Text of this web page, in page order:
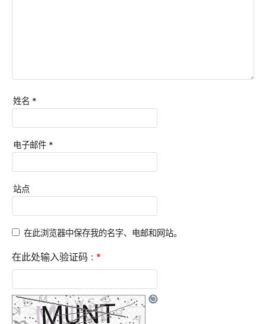
姓名 *
电子邮件 *
站点
在此浏览器中保存我的名字、电邮和网站。
在此处输入验证码 : *